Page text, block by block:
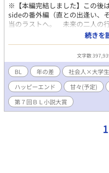
※【本編完結しました】この後
sideの番外編（直との出逢い、
当のラストへ。 未来の二人の
思います。 バイト先のカフェレ
るあの人のこと、ずっと気にな
思っていた。 クリスマスイブ
がまま流されて、一夜を共にし
『男』だという事。 性に流され
るお話。 （社会人×大学生）（
『*』を付けてあります。
続きを
文字数
BL 年の差 社会人×大学生
ハッピーエンド
甘々(予定)
第７回ＢＬ小説大賞
1